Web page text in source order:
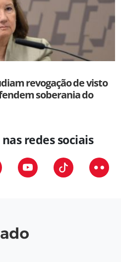
revogação de visto
soberania do
nas redes sociais